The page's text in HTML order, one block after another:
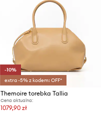
-10%
extra -5% z kodem: OFF*
Themoire torebka Tallia
Cena aktualna:
1079,90 zł